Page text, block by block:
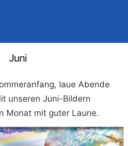
Juni
laue Abende
unseren Juni-Bildern
Monat mit guter Laune.